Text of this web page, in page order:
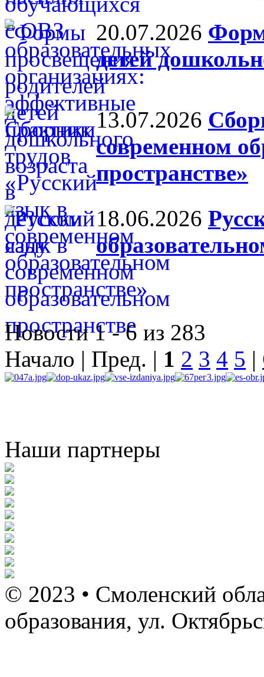
20.07.2026
детей
13.07.2026
современном
пространстве»
18.06.2026
Новости 1 - 6 из 283
Начало | Пред. | 1 2 3 4 5 |
Наши партнеры
© 2023 • Смоленский
образования, ул.